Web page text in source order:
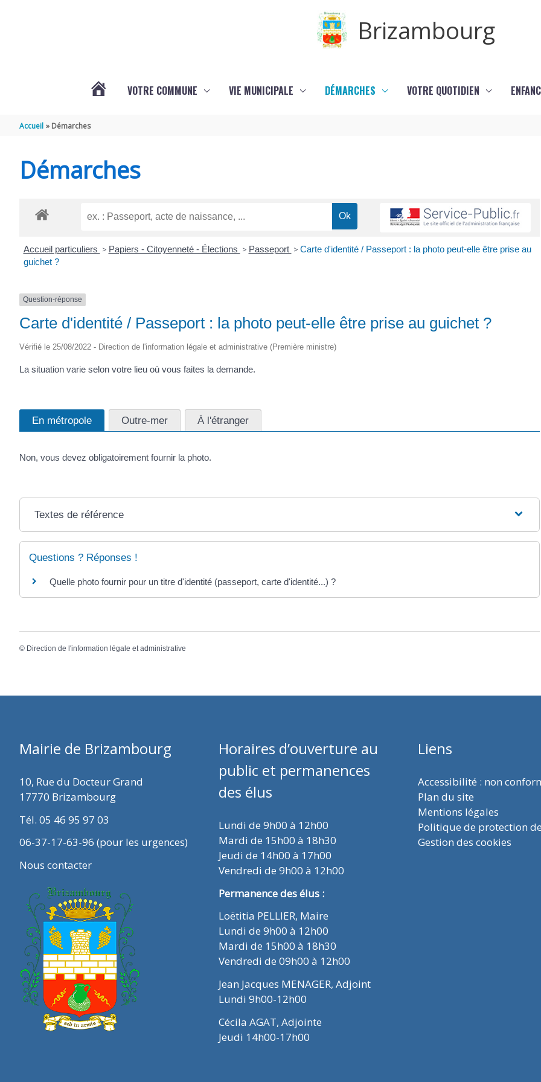
Brizambourg
VOTRE COMMUNE VIE MUNICIPALE DÉMARCHES VOTRE QUOTIDIEN
Accueil Démarches
Démarches
Accueil particuliers > Papiers - Citoyenneté - Élections > Passeport > Carte d'identité / Passeport : la photo peut-elle être prise au
guichet ?
Question-réponse
Carte d'identité / Passeport : la photo peut-elle être prise au guichet ?
Vérifié le 25/08/2022 - Direction de l'information légale et administrative (Première ministre)
La situation varie selon votre lieu où vous faites la demande.
En métropole Outre-mer À l'étranger
Non, vous devez obligatoirement fournir la photo.
Textes de référence
Questions ? Réponses !
Quelle photo fournir pour un titre d'identité (passeport, carte d'identité...) ?
© Direction de l'information légale et administrative
Mairie de Brizambourg
10, Rue du Docteur Grand
17770 Brizambourg
Tél. 05 46 95 97 03
06-37-17-63-96 (pour les urgences)
Nous contacter
Horaires d’ouverture au
public et permanences
des élus
Lundi de 9h00 à 12h00
Mardi de 15h00 à 18h30
Jeudi de 14h00 à 17h00
Vendredi de 9h00 à 12h00
Permanence des élus :
Loëtitia PELLIER, Maire
Lundi de 9h00 à 12h00
Mardi de 15h00 à 18h30
Vendredi de 09h00 à 12h00
Jean Jacques MENAGER, Adjoint
Lundi 9h00-12h00
Cécila AGAT, Adjointe
Jeudi 14h00-17h00
Liens
Accessibilité : non
Plan du site
Mentions légales
Politique de protection
Gestion des cookies